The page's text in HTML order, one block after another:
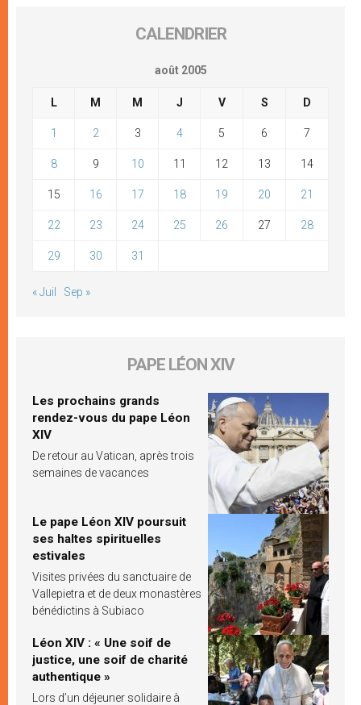
CALENDRIER
août 2005
L M M J V S D
1 2 3 4 5 6 7
8 9 10 11 12 13 14
15 16 17 18 19 20 21
22 23 24 25 26 27 28
29 30 31
« Juil Sep »
PAPE LÉON XIV
Les prochains grands
rendez-vous du pape Léon
XIV
De retour au Vatican, après trois
semaines de vacances
Le pape Léon XIV poursuit
ses haltes spirituelles
estivales
Visites privées du sanctuaire de
Vallepietra et de deux monastères
bénédictins à Subiaco
Léon XIV : « Une soif de
justice, une soif de charité
authentique »
Lors d’un déjeuner solidaire à